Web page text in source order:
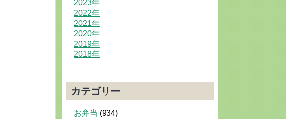
2023年
2022年
2021年
2020年
2019年
2018年
カテゴリー
お弁当 (934)